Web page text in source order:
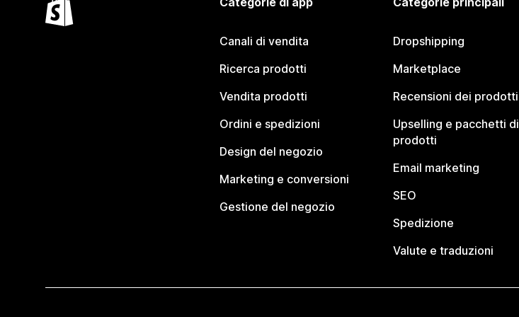
Canali di vendita
Ricerca prodotti
Vendita prodotti
Ordini e spedizioni
Design del negozio
Marketing e conversioni
Gestione del negozio
Dropshipping
Marketplace
Recensioni dei prodotti
Upselling e pacchetti di
prodotti
Email marketing
SEO
Spedizione
Valute e traduzioni